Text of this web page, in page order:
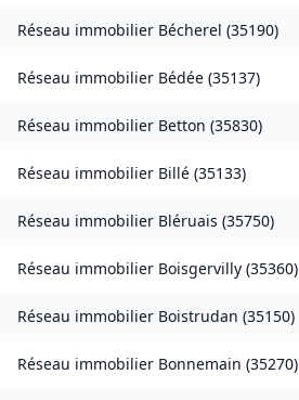
Réseau immobilier Bécherel (35190)
Réseau immobilier Bédée (35137)
Réseau immobilier Betton (35830)
Réseau immobilier Billé (35133)
Réseau immobilier Bléruais (35750)
Réseau immobilier Boisgervilly (35360)
Réseau immobilier Boistrudan (35150)
Réseau immobilier Bonnemain (35270)